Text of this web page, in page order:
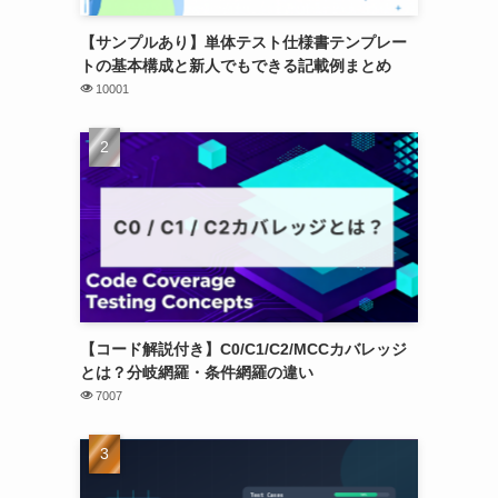
【サンプルあり】単体テスト仕様書テンプレー
トの基本構成と新人でもできる記載例まとめ
10001
【コード解説付き】C0/C1/C2/MCCカバレッジ
とは？分岐網羅・条件網羅の違い
7007